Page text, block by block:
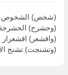
(شخص) الشخوص
(وحشرج)
(واقشعر) اقشعرار
(وتشنجت) تشنج